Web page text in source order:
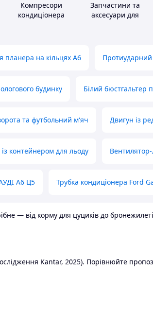
Компресори
кондиціонера
Запчастини та
аксесуари для
планера на кільцях А6
будинку Білий бюстгальтер
та футбольний м'яч Двигун із
контейнером для льоду
А6 Ц5 Трубка кондиціонера Ford
— від корму для цуциків до
Kantar, 2025). Порівнюйте